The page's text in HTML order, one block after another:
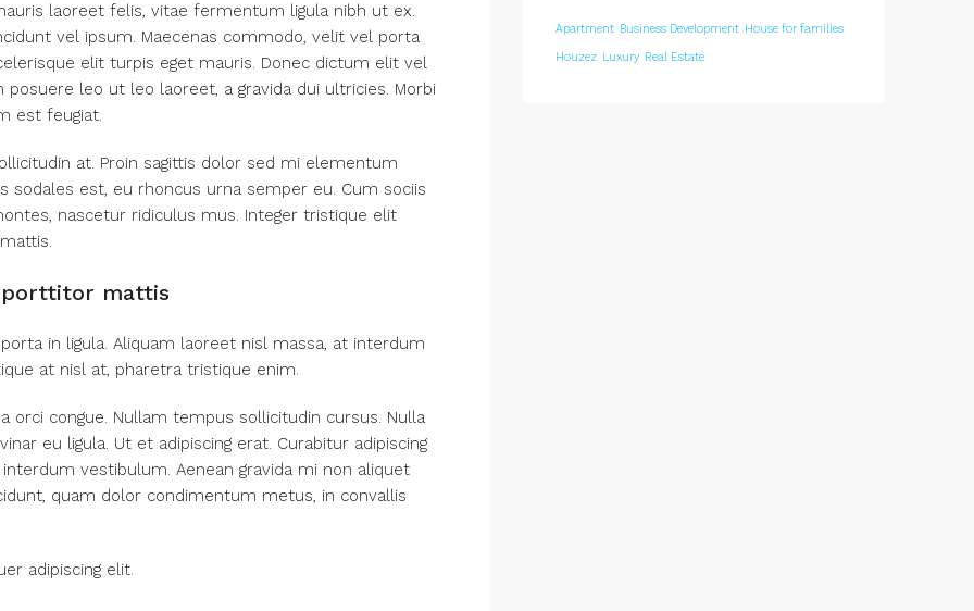
laoreet felis, vitae fermentum ligula nibh ut ex.
vel ipsum. Maecenas commodo, velit vel porta
elit turpis eget mauris. Donec dictum elit vel
leo ut leo laoreet, a gravida dui ultricies. Morbi
est feugiat.
at. Proin sagittis dolor sed mi elementum
sodales est, eu rhoncus urna semper eu. Cum sociis
nascetur ridiculus mus. Integer tristique elit
porttitor mattis
in ligula. Aliquam laoreet nisl massa, at interdum
at nisl at, pharetra tristique enim.
orci congue. Nullam tempus sollicitudin cursus. Nulla
eu ligula. Ut et adipiscing erat. Curabitur adipiscing
vestibulum. Aenean gravida mi non aliquet
quam dolor condimentum metus, in convallis
adipiscing elit.
Apartment Business Development House for families
Houzez Luxury Real Estate